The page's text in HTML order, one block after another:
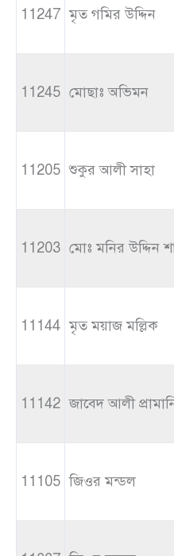
11247 মৃত গমির উদ্দিন
11245 মোছাঃ অভিমন
11205 শুকুর আলী সাহা
11203 মোঃ মনির উদ্দিন
11144 মৃত ময়াজ মল্লিক
11142 জাবেদ আলী
11105 জিওর মন্ডল